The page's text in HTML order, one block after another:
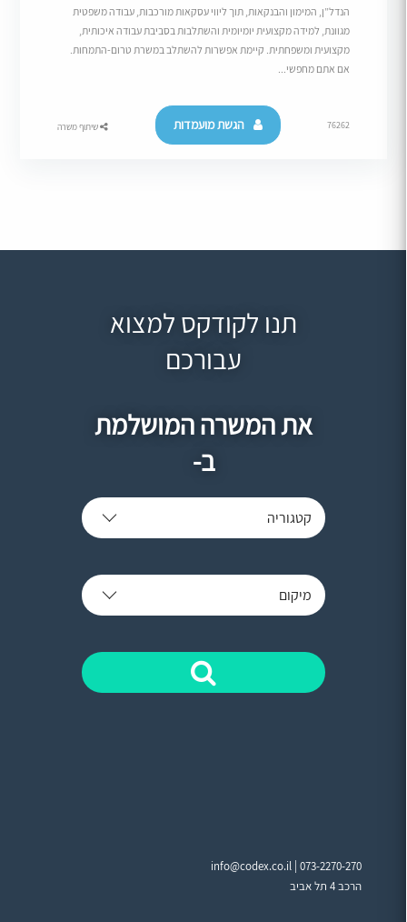
הנדל”ן, המימון והבנקאות, תוך ליווי עסקאות מורכבות, עבודה משפטית
מגוונת, למידה מקצועית יומיומית והשתלבות בסביבת עבודה איכותית,
מקצועית ומשפחתית. קיימת אפשרות להשתלב במשרת טרום-התמחות.
אם אתם מחפשי...
76262 הגשת מועמדות שיתוף משרה
תנו לקודקס למצוא
עבורכם
את המשרה המושלמת
ב-
קטגוריה
מיקום
info@codex.co.il |073-2270-270
הרכב 4 תל אביב